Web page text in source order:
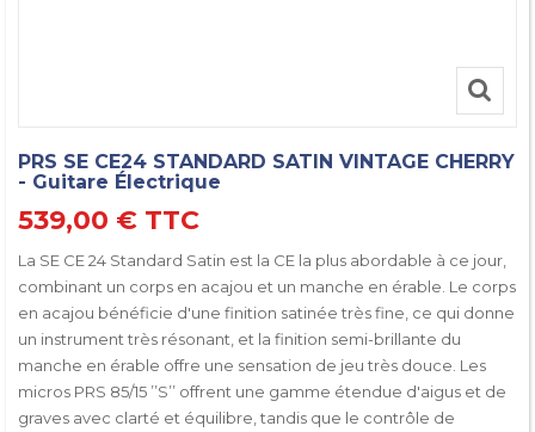
PRS SE CE24 STANDARD SATIN VINTAGE CHERRY
- Guitare Électrique
539,00 € TTC
La SE CE 24 Standard Satin est la CE la plus abordable à ce jour,
combinant un corps en acajou et un manche en érable. Le corps
en acajou bénéficie d'une finition satinée très fine, ce qui donne
un instrument très résonant, et la finition semi-brillante du
manche en érable offre une sensation de jeu très douce. Les
micros PRS 85/15 ’’S’’ offrent une gamme étendue d'aigus et de
graves avec clarté et équilibre, tandis que le contrôle de